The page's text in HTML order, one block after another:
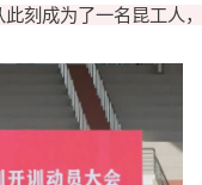
刻成为了一名昆工人